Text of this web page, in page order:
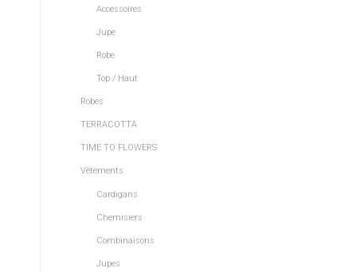
Accessoires
Jupe
Robe
Top / Haut
Robes
TERRACOTTA
TIME TO FLOWERS
Vêtements
Cardigans
Chemisiers
Combinaisons
Jupes